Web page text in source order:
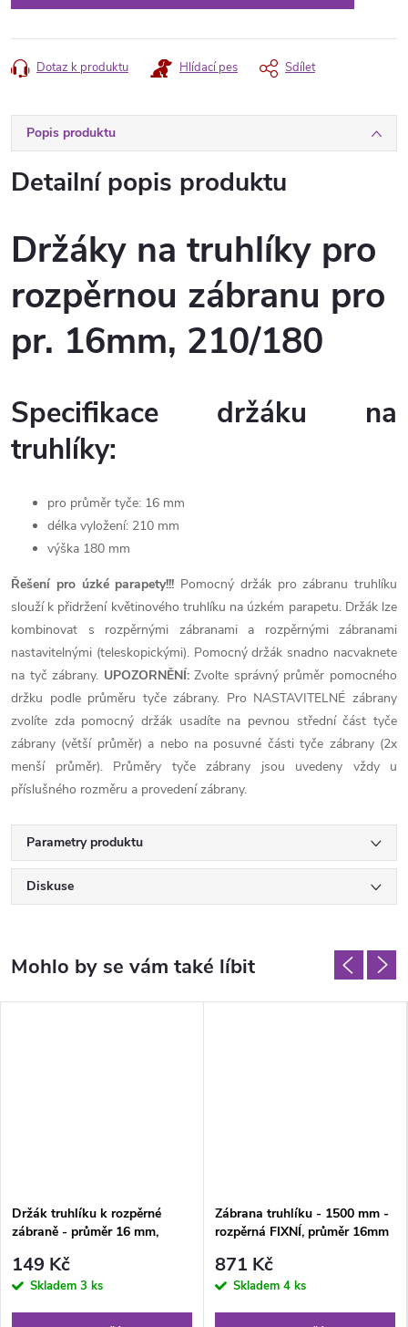
Dotaz k produktu Hlídací pes Sdílet
Popis produktu
Detailní popis produktu
Držáky na truhlíky pro
rozpěrnou zábranu pro
pr. 16mm, 210/180
Specifikace držáku na
truhlíky:
pro průměr tyče: 16 mm
délka vyložení: 210 mm
výška 180 mm
Řešení pro úzké parapety!!! Pomocný držák pro zábranu truhlíku
slouží k přidržení květinového truhlíku na úzkém parapetu. Držák lze
kombinovat s rozpěrnými zábranami a rozpěrnými zábranami
nastavitelnými (teleskopickými). Pomocný držák snadno nacvaknete
na tyč zábrany. UPOZORNĚNÍ:Zvolte správný průměr pomocného
držku podle průměru tyče zábrany. Pro NASTAVITELNÉ zábrany
zvolíte zda pomocný držák usadíte na pevnou střední část tyče
zábrany (větší průměr) a nebo na posuvné části tyče zábrany (2x
menší průměr). Průměry tyče zábrany jsou uvedeny vždy u
příslušného rozměru a provedení zábrany.
Parametry produktu
Diskuse
Držák truhlíku k rozpěrné
zábraně - průměr 16 mm,
149 Kč
Skladem 3 ks
Zábrana truhlíku - 1500 mm -
rozpěrná FIXNÍ, průměr 16mm
871 Kč
Skladem 4 ks